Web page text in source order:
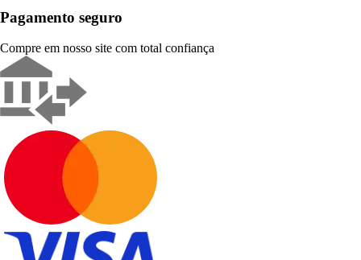
Pagamento seguro
Compre em nosso site com total confiança